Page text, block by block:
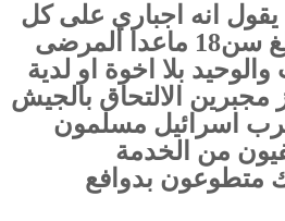
يقول انه اجباري على كل
مواطن ومواطنة بلغ سن18 ماعدا المرضى
بلا اخوة او لدية
مجبرين الالتحاق بالجيش
عرب اسرائيل مسلمون
من الخدمة
متطوعون بدوافع